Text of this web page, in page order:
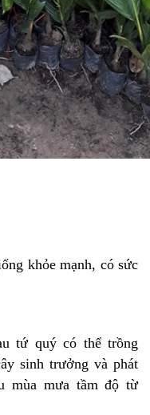
khỏe mạnh, có sức
tứ quý có thể trồng
sinh trưởng và phát
mùa mưa tầm độ từ